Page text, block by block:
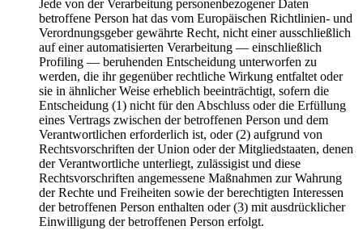
Jede von der Verarbeitung personenbezogener Daten
betroffene Person hat das vom Europäischen Richtlinien- und
Verordnungsgeber gewährte Recht, nicht einer ausschließlich
auf einer automatisierten Verarbeitung — einschließlich
Profiling — beruhenden Entscheidung unterworfen zu
werden, die ihr gegenüber rechtliche Wirkung entfaltet oder
sie in ähnlicher Weise erheblich beeinträchtigt, sofern die
Entscheidung (1) nicht für den Abschluss oder die Erfüllung
eines Vertrags zwischen der betroffenen Person und dem
Verantwortlichen erforderlich ist, oder (2) aufgrund von
Rechtsvorschriften der Union oder der Mitgliedstaaten, denen
der Verantwortliche unterliegt, zulässigist und diese
Rechtsvorschriften angemessene Maßnahmen zur Wahrung
der Rechte und Freiheiten sowie der berechtigten Interessen
der betroffenen Person enthalten oder (3) mit ausdrücklicher
Einwilligung der betroffenen Person erfolgt.